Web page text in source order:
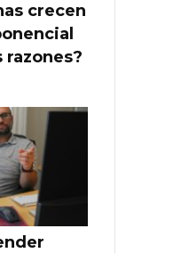
crecen
razones?